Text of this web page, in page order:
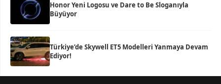
Honor Yeni Logosu ve Dare to Be Sloganıyla
Büyüyor
Türkiye’de Skywell ET5 Modelleri Yanmaya Devam
Ediyor!